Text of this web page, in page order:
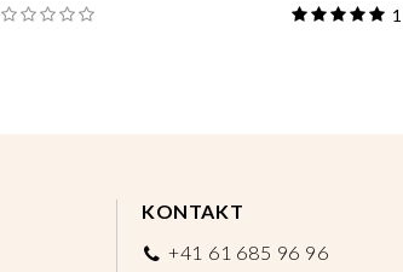
1
KONTAKT
+41 61 685 96 96